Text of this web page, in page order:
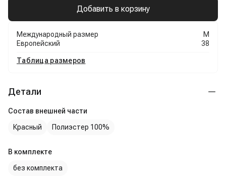
Добавить в корзину
Международный размер
M
Европейский
38
Таблица размеров
Детали
Состав внешней части
Красный
Полиэстер 100%
В комплекте
без комплекта